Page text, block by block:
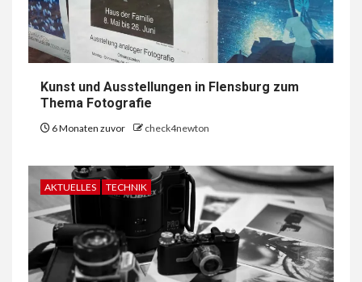
Kunst und Ausstellungen in Flensburg zum
Thema Fotografie
6 Monaten zuvor check4newton
AKTUELLES TECHNIK